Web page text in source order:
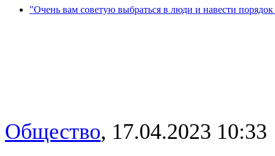
"Очень вам советую выбраться в люди и навести
Общество, 17.04.2023 10:33